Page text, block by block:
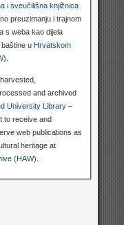
i sveučilišna knjižnica
preuzimanju i trajnom
s weba kao dijela
u Hrvatskom
and archived
University Library–
to receive and
web publications as
heritage at
(HAW)